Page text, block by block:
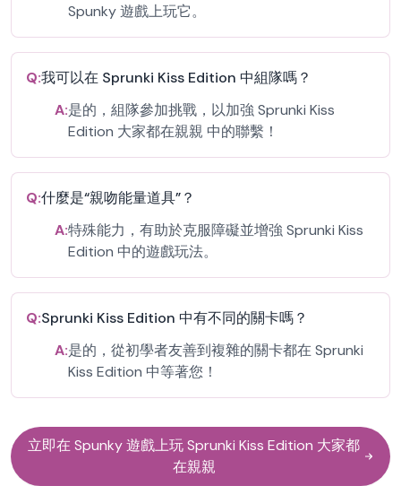
Spunky 遊戲上玩它。
Q:我可以在 Sprunki Kiss Edition 中組隊嗎？
A:是的，組隊參加挑戰，以加強 Sprunki Kiss
Edition 大家都在親親 中的聯繫！
Q:什麼是“親吻能量道具”？
A:特殊能力，有助於克服障礙並增強 Sprunki Kiss
Edition 中的遊戲玩法。
Q:Sprunki Kiss Edition 中有不同的關卡嗎？
A:是的，從初學者友善到複雜的關卡都在 Sprunki
Kiss Edition 中等著您！
立即在 Spunky 遊戲上玩 Sprunki Kiss Edition 大家都
在親親